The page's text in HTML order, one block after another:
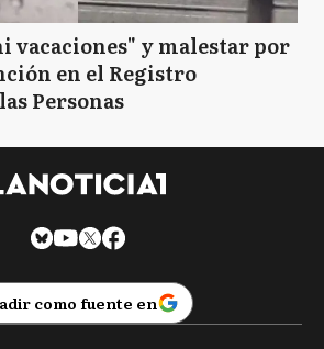
vacaciones" y malestar por
en el Registro
Personas
como fuente en